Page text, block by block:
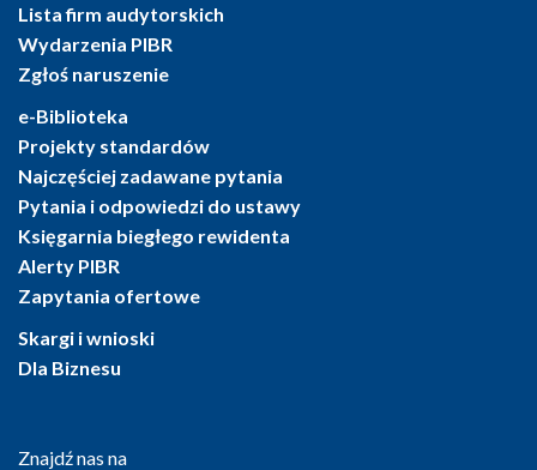
Lista firm audytorskich
Wydarzenia PIBR
Zgłoś naruszenie
e-Biblioteka
Projekty standardów
Najczęściej zadawane pytania
Pytania i odpowiedzi do ustawy
Księgarnia biegłego rewidenta
Alerty PIBR
Zapytania ofertowe
Skargi i wnioski
Dla Biznesu
Znajdź nas na